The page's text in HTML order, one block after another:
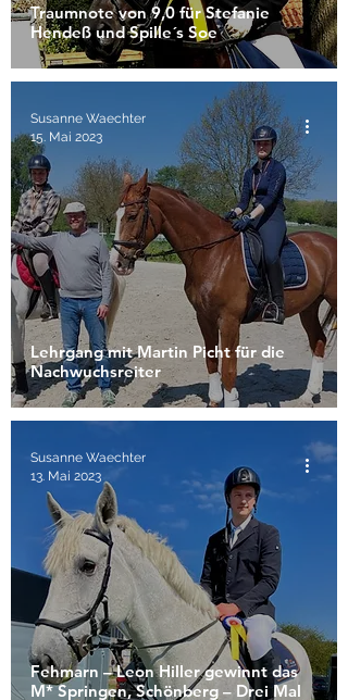
Traumnote von 9,0 für Stefanie
Hendeß und Spille´s Soe
Lehrgang mit Martin Picht für die
Nachwuchsreiter
Susanne Waechter
15. Mai 2023
Fehmarn – Leon Hiller gewinnt das
M* Springen, Schönberg – Drei Mal
Susanne Waechter
13. Mai 2023